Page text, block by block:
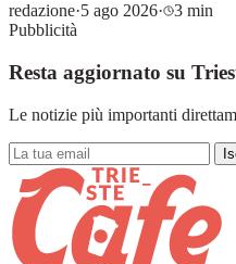
redazione·5 ago 2026·
3 min
Pubblicità
Resta aggiornato su
Le notizie più importanti